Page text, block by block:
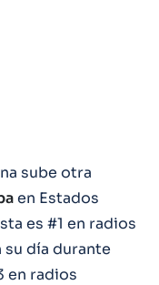
sube otra
en Estados
es #1 en radios
día durante
en radios